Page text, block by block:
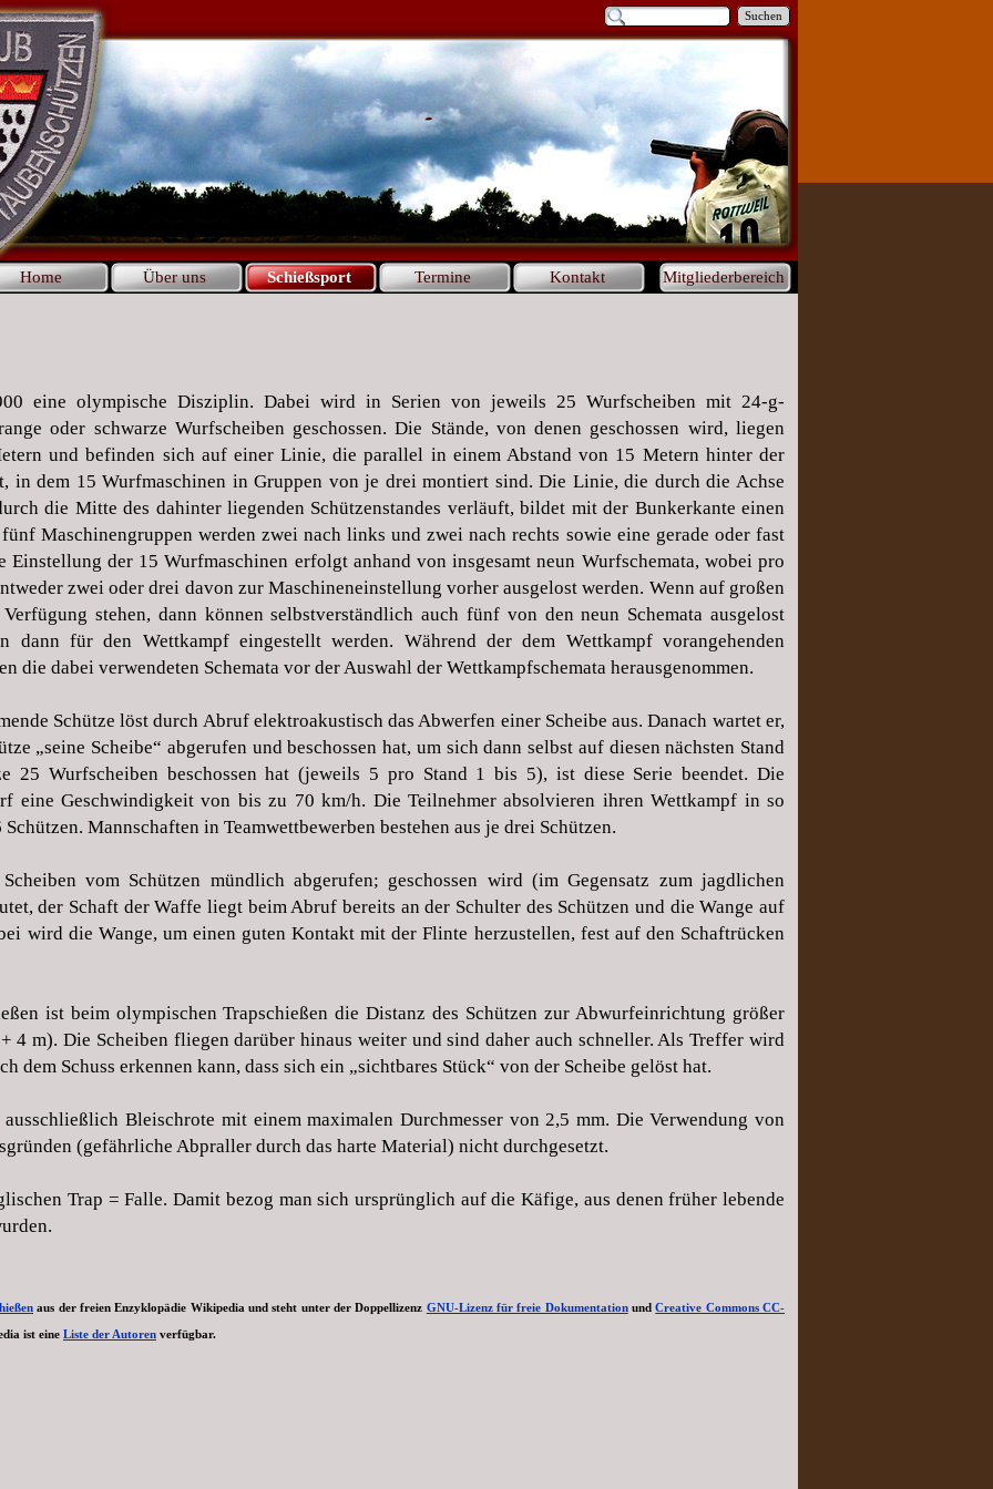
Suchen
Home Über uns Schießsport Termine Kontakt Mitgliederbereich
eine olympische Disziplin. Dabei wird in Serien von jeweils 25 Wurfscheiben mit 24-g-
oder schwarze Wurfscheiben geschossen. Die Stände, von denen geschossen wird, liegen
und befinden sich auf einer Linie, die parallel in einem Abstand von 15 Metern hinter der
in dem 15 Wurfmaschinen in Gruppen von je drei montiert sind. Die Linie, die durch die Achse
die Mitte des dahinter liegenden Schützenstandes verläuft, bildet mit der Bunkerkante einen
Maschinengruppen werden zwei nach links und zwei nach rechts sowie eine gerade oder fast
Einstellung der 15 Wurfmaschinen erfolgt anhand von insgesamt neun Wurfschemata, wobei pro
zwei oder drei davon zur Maschineneinstellung vorher ausgelost werden. Wenn auf großen
stehen, dann können selbstverständlich auch fünf von den neun Schemata ausgelost
dann für den Wettkampf eingestellt werden. Während der dem Wettkampf vorangehenden
die dabei verwendeten Schemata vor der Auswahl der Wettkampfschemata herausgenommen.
Schütze löst durch Abruf elektroakustisch das Abwerfen einer Scheibe aus. Danach wartet er,
„seine Scheibe“ abgerufen und beschossen hat, um sich dann selbst auf diesen nächsten Stand
25 Wurfscheiben beschossen hat (jeweils 5 pro Stand 1 bis 5), ist diese Serie beendet. Die
eine Geschwindigkeit von bis zu 70 km/h. Die Teilnehmer absolvieren ihren Wettkampf in so
Schützen. Mannschaften in Teamwettbewerben bestehen aus je drei Schützen.
vom Schützen mündlich abgerufen; geschossen wird (im Gegensatz zum jagdlichen
der Schaft der Waffe liegt beim Abruf bereits an der Schulter des Schützen und die Wange auf
wird die Wange, um einen guten Kontakt mit der Flinte herzustellen, fest auf den Schaftrücken
ist beim olympischen Trapschießen die Distanz des Schützen zur Abwurfeinrichtung größer
4 m). Die Scheiben fliegen darüber hinaus weiter und sind daher auch schneller. Als Treffer wird
dem Schuss erkennen kann, dass sich ein „sichtbares Stück“ von der Scheibe gelöst hat.
Bleischrote mit einem maximalen Durchmesser von 2,5 mm. Die Verwendung von
(gefährliche Abpraller durch das harte Material) nicht durchgesetzt.
Trap = Falle. Damit bezog man sich ursprünglich auf die Käfige, aus denen früher lebende
aus der freien Enzyklopädie Wikipedia und steht unter der Doppellizenz GNU-Lizenz für freie DokumentationundCreative Commons CC-
ist eine Liste der Autoren verfügbar.